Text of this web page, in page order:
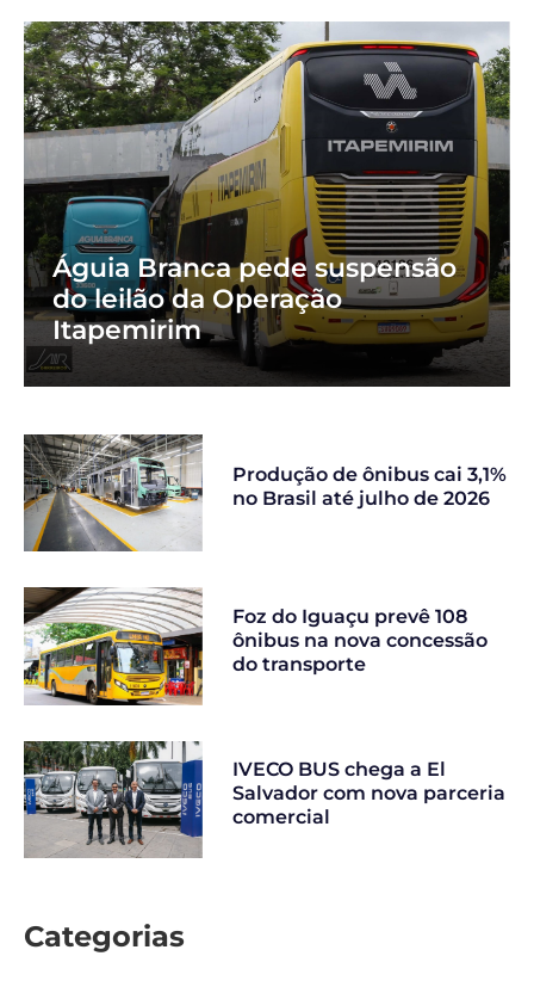
Águia Branca pede suspensão
do leilão da Operação
Itapemirim
Produção de ônibus cai 3,1%
no Brasil até julho de 2026
Foz do Iguaçu prevê 108
ônibus na nova concessão
do transporte
IVECO BUS chega a El
Salvador com nova parceria
comercial
Categorias